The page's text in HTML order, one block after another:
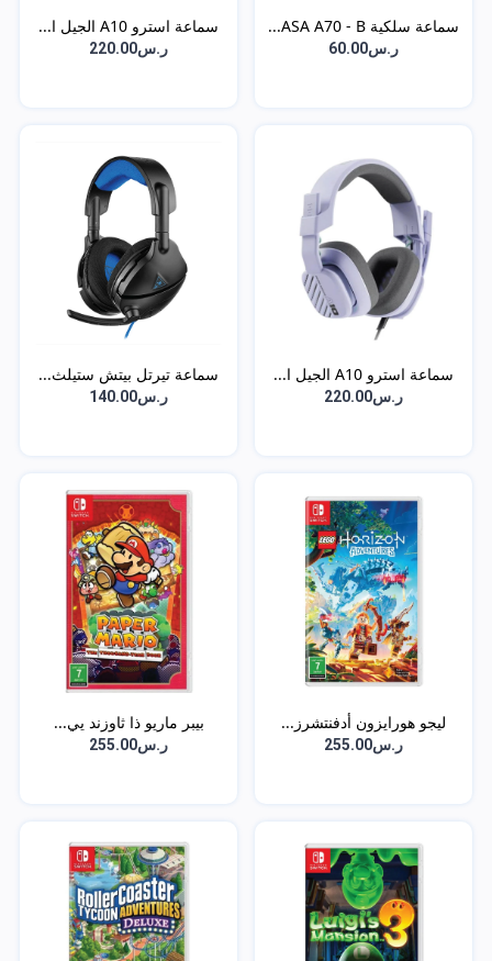
سماعة سلكية ASA A70 - B...
ر.س60.00
سماعة استرو A10 الجيل ا...
ر.س220.00
سماعة استرو A10 الجيل ا...
ر.س220.00
سماعة تيرتل بيتش ستيلث...
ر.س140.00
ليجو هورايزون أدفنتشرز...
ر.س255.00
بيبر ماريو ذا ثاوزند يي...
ر.س255.00